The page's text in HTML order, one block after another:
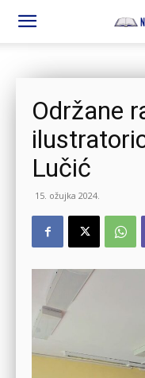
Održane
Lučić
15. ožujka 2024.